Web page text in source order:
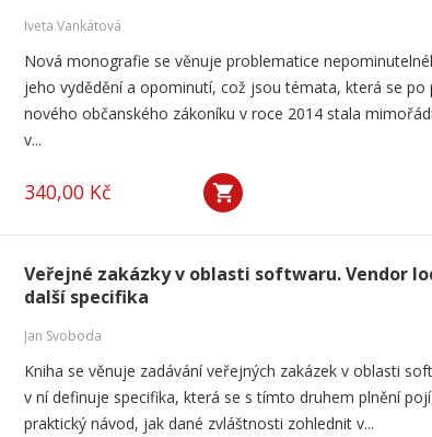
Iveta Vankátová
Nová monografie se věnuje problematice
jeho vydědění a opominutí, což jsou témata, která se po
nového občanského zákoníku v roce 2014 stala
v...
340,00 Kč
Veřejné zakázky v oblasti softwaru. Vendor
další specifika
Jan Svoboda
Kniha se věnuje zadávání veřejných zakázek v oblasti
v ní definuje specifika, která se s tímto druhem plnění
praktický návod, jak dané zvláštnosti zohlednit v...